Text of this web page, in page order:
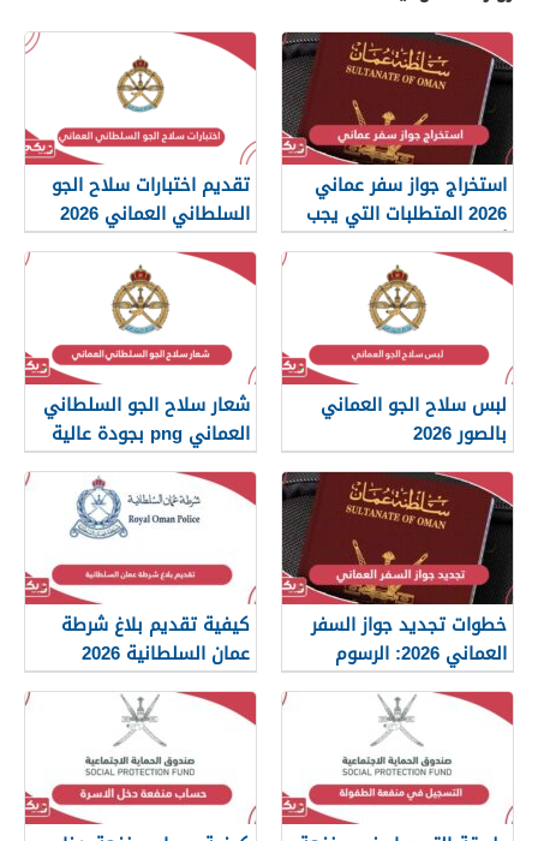
استخراج جواز سفر عماني
2026 المتطلبات التي يجب
أن تعرفها
تقديم اختبارات سلاح الجو
السلطاني العماني 2026
لبس سلاح الجو العماني
بالصور 2026
شعار سلاح الجو السلطاني
العماني png بجودة عالية
2026
خطوات تجديد جواز السفر
العماني 2026: الرسوم
والمستندات المطلوبة
كيفية تقديم بلاغ شرطة
عمان السلطانية 2026